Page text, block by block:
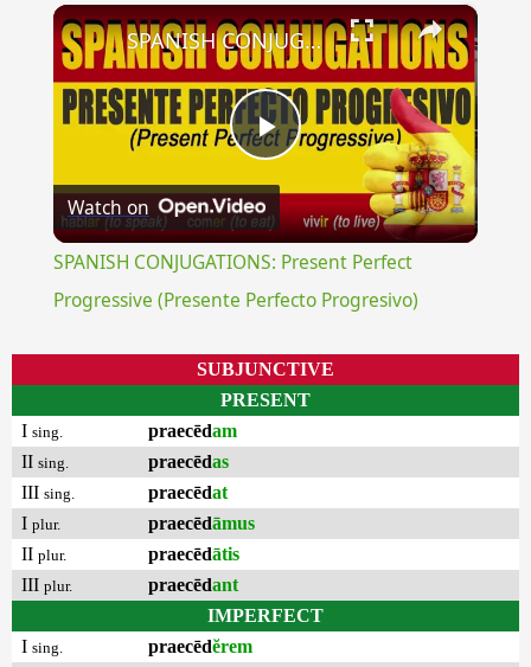
×
Play
Video
SPANISH CONJUGATIONS: Present Perfect Progressive (Presente Perfecto Progresivo)
Watch on
SPANISH CONJUGATIONS: Present Perfect
Progressive (Presente Perfecto Progresivo)
SUBJUNCTIVE
PRESENT
I sing. praecēdam
II sing. praecēdas
III sing. praecēdat
I plur. praecēdāmus
II plur. praecēdātis
III plur. praecēdant
IMPERFECT
I sing. praecēdĕrem